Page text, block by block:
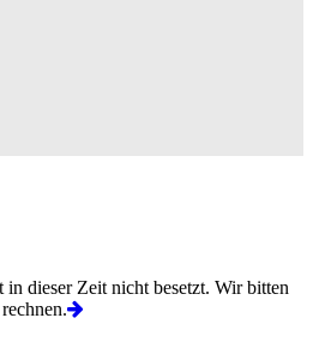
dieser Zeit nicht besetzt. Wir bitten